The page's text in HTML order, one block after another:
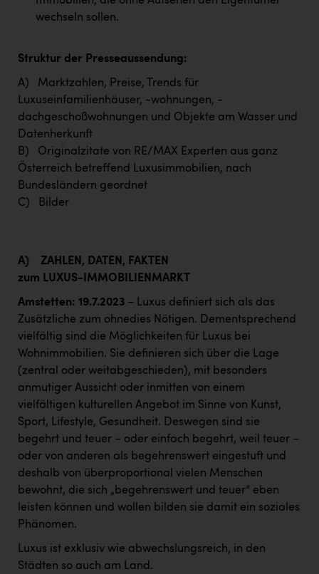
wechseln sollen.
Struktur der Presseaussendung:
A) Marktzahlen, Preise, Trends für
Luxuseinfamilienhäuser, -wohnungen, -
dachgeschoßwohnungen und Objekte am Wasser und
Datenherkunft
B) Originalzitate von RE/MAX Experten aus ganz
Österreich betreffend Luxusimmobilien, nach
Bundesländern geordnet
C) Bilder
A)
ZAHLEN, DATEN, FAKTEN
zum LUXUS-IMMOBILIENMARKT
Amstetten: 19.7.2023 – Luxus definiert sich als das
Zusätzliche zum ohnedies Nötigen. Dementsprechend
vielfältig sind die Möglichkeiten für Luxus bei
Wohnimmobilien. Sie definieren sich über die Lage
(zentral oder weitabgeschieden), mit besonders
anmutiger Aussicht oder inmitten von einem
vielfältigen kulturellen Angebot im Sinne von Kunst,
Sport, Lifestyle, Gesundheit. Deswegen sind sie
begehrt und teuer – oder einfach begehrt, weil teuer –
oder von anderen als begehrenswert eingestuft und
deshalb von überproportional vielen Menschen
bewohnt, die sich „begehrenswert und teuer“ eben
leisten können und wollen bilden sie damit ein soziales
Phänomen.
Luxus ist exklusiv wie abwechslungsreich, in den
Städten so auch am Land.